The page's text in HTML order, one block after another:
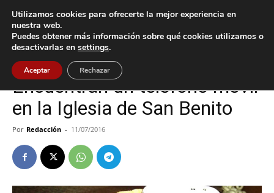
Inicio Gondomar
Gondomar
Encuentran un teléfono móvil
en la Iglesia de San Benito
Por Redacción - 11/07/2016
Utilizamos cookies para ofrecerte la mejor experiencia en
nuestra web.
Puedes obtener más información sobre qué cookies utilizamos o
desactivarlas en settings.
Aceptar Rechazar